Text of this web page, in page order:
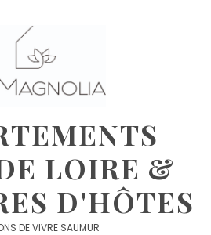
LOIRE &
D'HÔTES
DE VIVRE SAUMUR